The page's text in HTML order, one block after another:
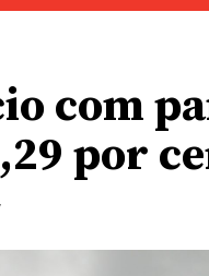
com
por